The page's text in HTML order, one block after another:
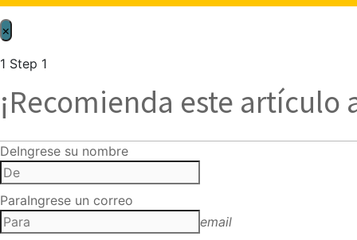
×
1 Step 1
¡Recomienda este artículo
DeIngrese su nombre
ParaIngrese un correo
email